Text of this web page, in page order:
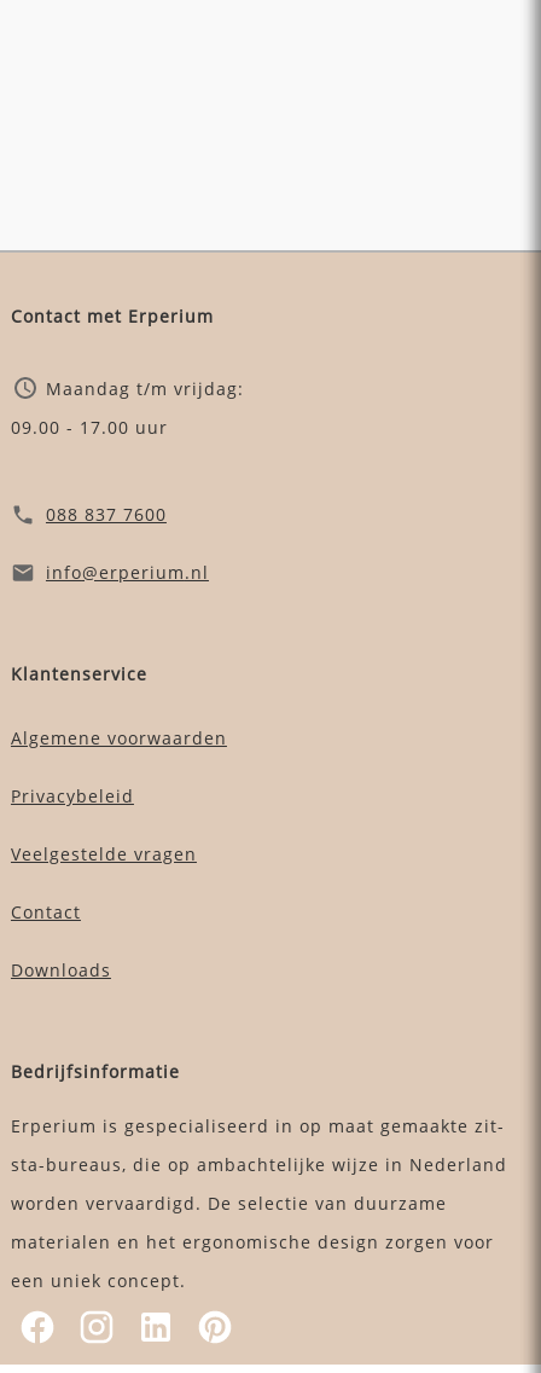
Contact met Erperium
Maandag t/m vrijdag:
09.00 - 17.00 uur
088 837 7600
info@erperium.nl
Klantenservice
Algemene voorwaarden
Privacybeleid
Veelgestelde vragen
Contact
Downloads
Bedrijfsinformatie
Erperium is gespecialiseerd in op maat gemaakte zit-
sta-bureaus, die op ambachtelijke wijze in Nederland
worden vervaardigd. De selectie van duurzame
materialen en het ergonomische design zorgen voor
een uniek concept.